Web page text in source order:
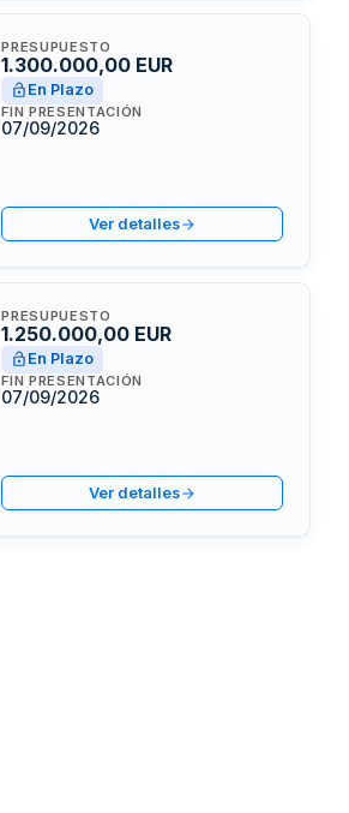
PRESUPUESTO
1.300.000,00 EUR
En Plazo
FIN PRESENTACIÓN
07/09/2026
Ver detalles
PRESUPUESTO
1.250.000,00 EUR
En Plazo
FIN PRESENTACIÓN
07/09/2026
Ver detalles